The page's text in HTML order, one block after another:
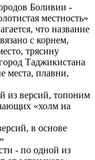
Боливии -
местность»
что название
с корнем,
трясину
Таджикистана
места, плавни,
из версий, топоним
«холм на
в основе
- по одной из